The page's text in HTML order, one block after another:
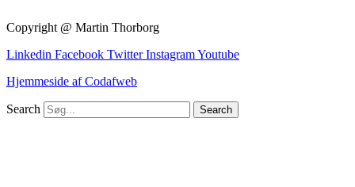
Copyright @ Martin Thorborg
Linkedin Facebook Twitter InstagramYoutube
Hjemmeside af Codafweb
Search Search